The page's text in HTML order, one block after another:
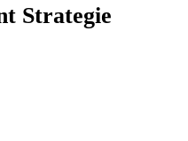
Strategie